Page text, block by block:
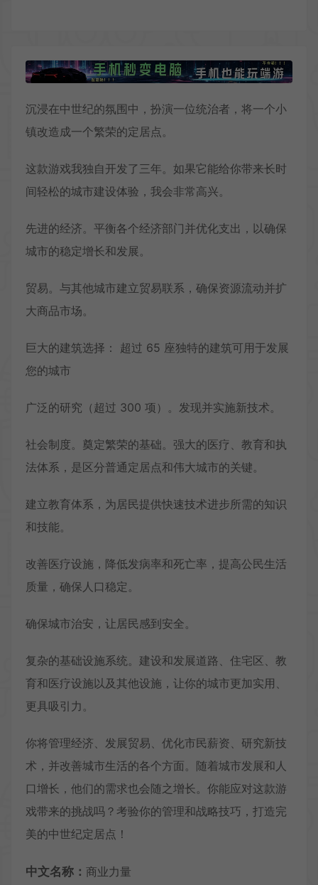
沉浸在中世纪的氛围中，扮演一位统治者，将一个小
镇改造成一个繁荣的定居点。
这款游戏我独自开发了三年。如果它能给你带来长时
间轻松的城市建设体验，我会非常高兴。
先进的经济。平衡各个经济部门并优化支出，以确保
城市的稳定增长和发展。
贸易。与其他城市建立贸易联系，确保资源流动并扩
大商品市场。
巨大的建筑选择： 超过 65 座独特的建筑可用于发展
您的城市
广泛的研究（超过 300 项）。发现并实施新技术。
社会制度。奠定繁荣的基础。强大的医疗、教育和执
法体系，是区分普通定居点和伟大城市的关键。
建立教育体系，为居民提供快速技术进步所需的知识
和技能。
改善医疗设施，降低发病率和死亡率，提高公民生活
质量，确保人口稳定。
确保城市治安，让居民感到安全。
复杂的基础设施系统。建设和发展道路、住宅区、教
育和医疗设施以及其他设施，让你的城市更加实用、
更具吸引力。
你将管理经济、发展贸易、优化市民薪资、研究新技
术，并改善城市生活的各个方面。随着城市发展和人
口增长，他们的需求也会随之增长。你能应对这款游
戏带来的挑战吗？考验你的管理和战略技巧，打造完
美的中世纪定居点！
中文名称： 商业力量